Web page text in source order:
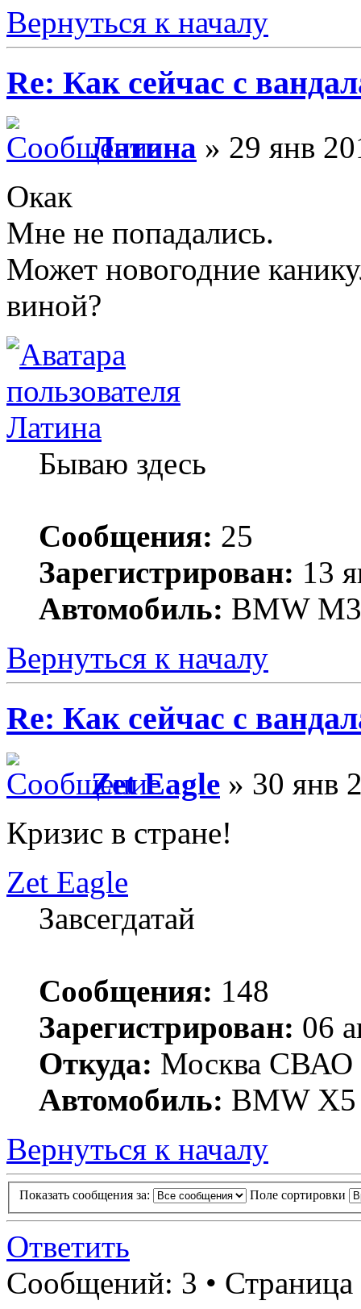
Вернуться к началу
Re: Как сейчас с
Латина » 29 янв
Окак
Мне не попадались.
Может новогодние
виной?
Латина
Бываю здесь
Сообщения: 25
Зарегистрирован: 13
Автомобиль: BMW M3
Вернуться к началу
Re: Как сейчас с
Zet Eagle » 30 янв
Кризис в стране!
Zet Eagle
Завсегдатай
Сообщения: 148
Зарегистрирован: 06
Откуда: Москва СВАО
Автомобиль: BMW
Вернуться к началу
Показать сообщения за: Поле сортировки
Ответить
Сообщений: 3 • Страница